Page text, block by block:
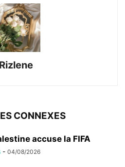
Rizlene
CONNEXES
accuse la FIFA
- 04/08/2026